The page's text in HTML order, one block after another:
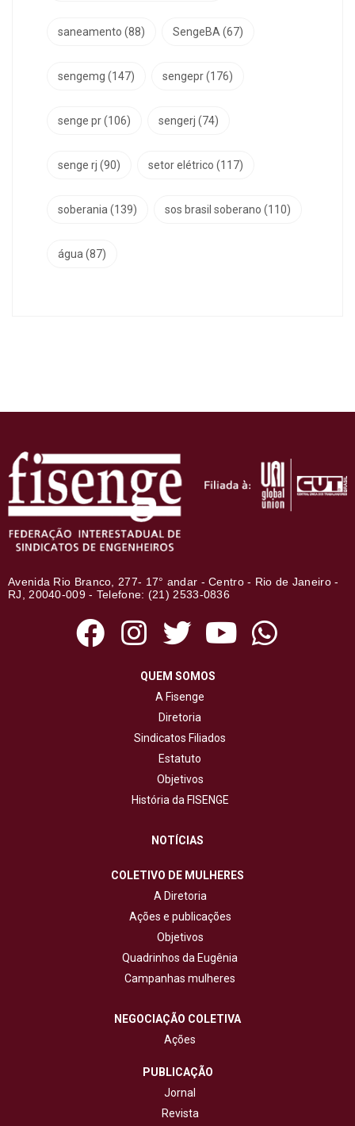
saneamento (88) SengeBA (67)
sengemg (147) sengepr(176)
senge pr(106) sengerj (74)
senge rj (90) setor elétrico (117)
soberania (139) sos brasil soberano (110)
água (87)
Avenida Rio Branco, 277- 17° andar - Centro - Rio de Janeiro -
RJ, 20040-009 - Telefone: (21) 2533-0836
QUEM SOMOS
A Fisenge
Diretoria
Sindicatos Filiados
Estatuto
Objetivos
História da FISENGE
NOTÍCIAS
COLETIVO DE MULHERES
A Diretoria
Ações e publicações
Objetivos
Quadrinhos da Eugênia
Campanhas mulheres
NEGOCIAÇÃO COLETIVA
Ações
PUBLICAÇÃO
Jornal
Revista